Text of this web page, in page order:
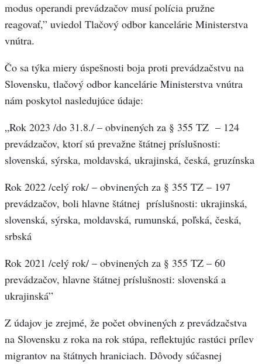
modus operandi prevádzačov musí polícia pružne
reagovať,” uviedol Tlačový odbor kancelárie Ministerstva
vnútra.
Čo sa týka miery úspešnosti boja proti prevádzačstvu na
Slovensku, tlačový odbor kancelárie Ministerstva vnútra
nám poskytol nasledujúce údaje:
„Rok 2023 /do 31.8./ – obvinených za § 355 TZ – 124
prevádzačov, ktorí sú prevažne štátnej príslušnosti:
slovenská, sýrska, moldavská, ukrajinská, česká, gruzínska
Rok 2022 /celý rok/ – obvinených za § 355 TZ – 197
prevádzačov, boli hlavne štátnej príslušnosti: ukrajinská,
slovenská, sýrska, moldavská, rumunská, poľská, česká,
srbská
Rok 2021 /celý rok/ – obvinených za § 355 TZ – 60
prevádzačov, hlavne štátnej príslušnosti: slovenská a
ukrajinská”
Z údajov je zrejmé, že počet obvinených z prevádzačstva
na Slovensku z roka na rok stúpa, reflektujúc rastúci prílev
migrantov na štátnych hraniciach. Dôvody súčasnej